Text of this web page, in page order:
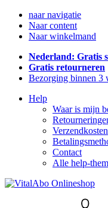
naar navigatie
Naar content
Naar winkelmand
Nederland: Gratis
Gratis retourneren
Bezorging binnen 3
Help
Waar is mijn
Verzendkosten
Contact
Alle help-